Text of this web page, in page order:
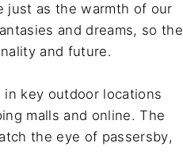
just as the warmth of our
and dreams, so the
and future.
key outdoor locations
malls and online. The
the eye of passersby,